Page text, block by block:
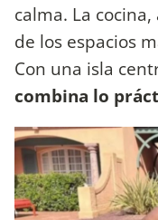
calma. La
de los espacios
Con una isla
combina lo